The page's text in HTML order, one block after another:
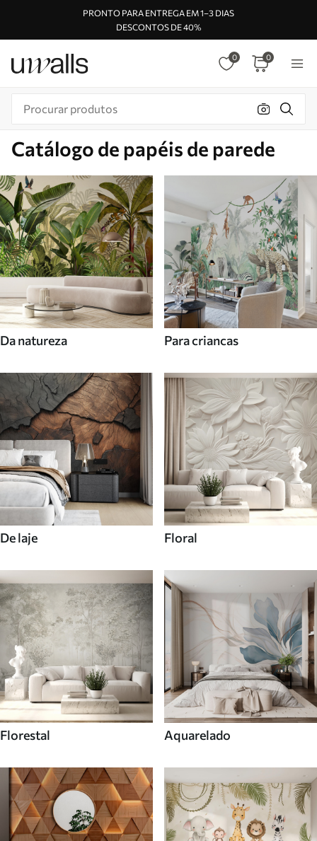
PRONTO PARA ENTREGA EM 1–3 DIAS
DESCONTOS DE 40%
0 0
Catálogo de papéis de parede
Da natureza Para criancas
De laje Floral
Florestal Aquarelado